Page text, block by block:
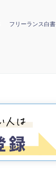
フリーランス白書